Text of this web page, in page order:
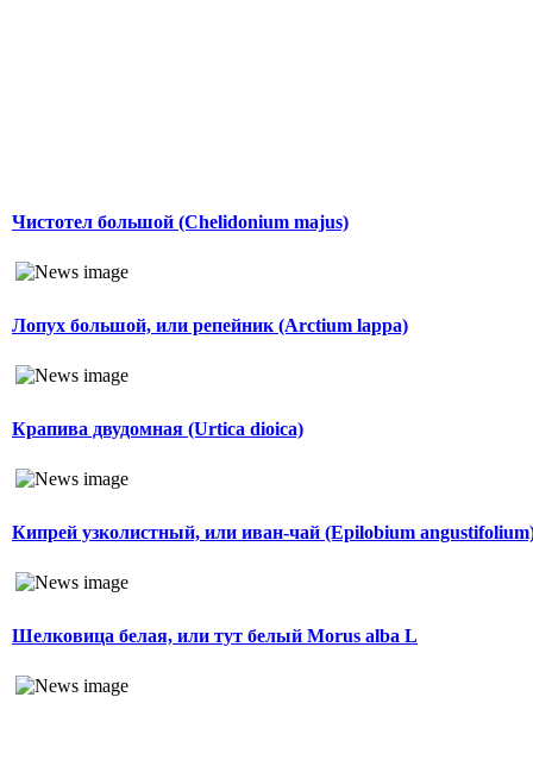
Чистотел большой (Chelidonium majus)
Лопух большой, или репейник (Arctium lappa)
Крапива двудомная (Urtica dioica)
Кипрей узколистный, или иван-чай (Epilobium
Шелковица белая, или тут белый Morus alba L